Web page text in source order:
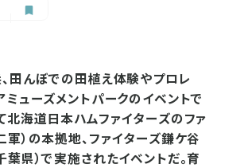
田んぼでの田植え体験やプロレ
ミューズメントパークのイベントで
北海道日本ハムファイターズのファ
軍）の本拠地、ファイターズ鎌ケ谷
葉県）で実施されたイベントだ。育